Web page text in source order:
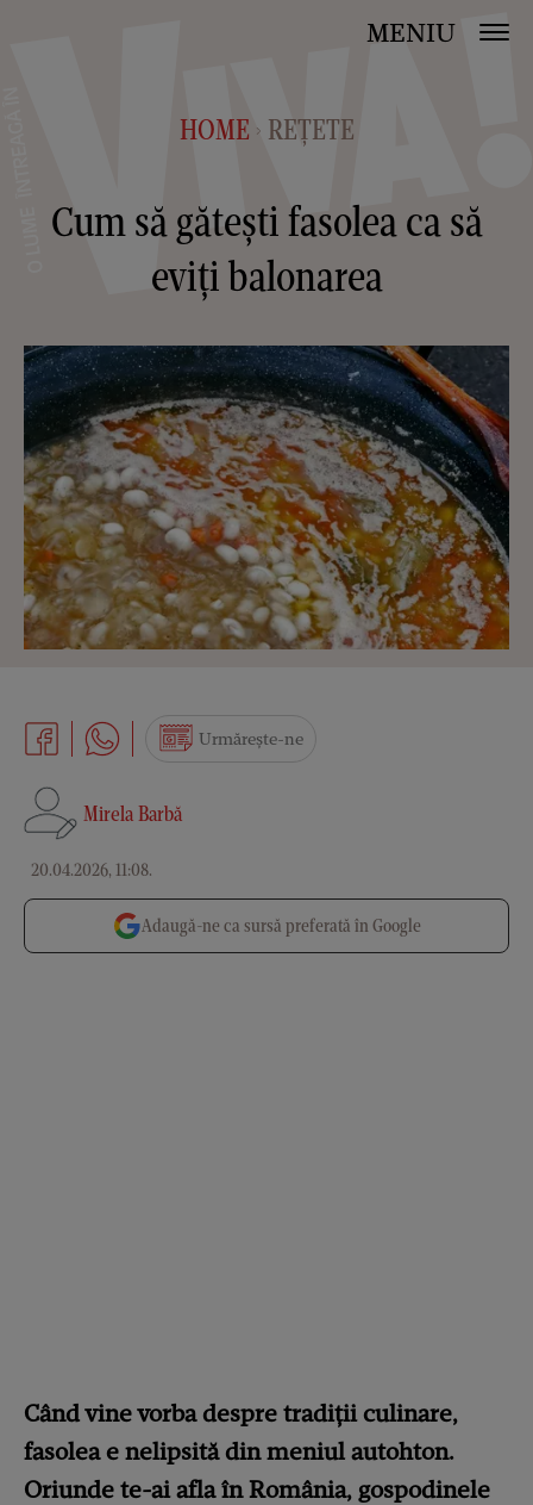
MENIU
HOME > REȚETE
Cum să gătești fasolea ca să
eviți balonarea
Mirela Barbă
20.04.2026, 11:08.
Urmărește-ne
Adaugă-ne ca sursă preferată în Google
Când vine vorba despre tradiții culinare,
fasolea e nelipsită din meniul autohton.
Oriunde te-ai afla în România, gospodinele